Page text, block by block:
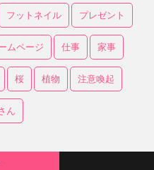
フットネイル プレゼント
ムページ 仕事 家事
桜 植物 注意喚起
ん